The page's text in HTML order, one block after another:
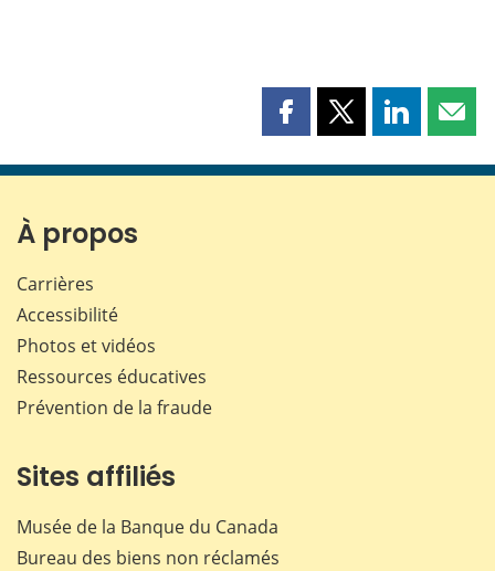
Partager
page
Partager
page
Partager
page page
À propos
Carrières
Accessibilité
Photos et vidéos
Ressources éducatives
Prévention de la fraude
Sites affiliés
Musée de la Banque du Canada
Bureau des biens non réclamés